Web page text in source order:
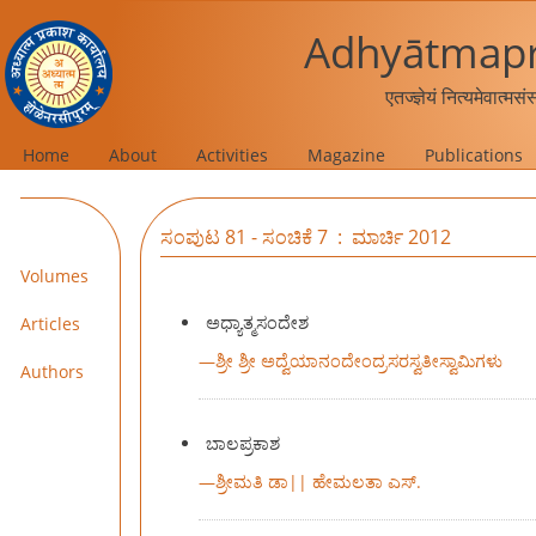
एतज्ज्ञेयं
Home About Activities Magazine Publications
Volumes
Articles
Authors
ಸಂಪುಟ 81 - ಸಂಚಿಕೆ 7 : ಮಾರ್ಚಿ 2012
ಅಧ್ಯಾತ್ಮಸಂದೇಶ
—ಶ್ರೀ ಶ್ರೀ ಅದ್ವೆಯಾನಂದೇಂದ್ರಸರಸ್ವತೀಸ್ವಾಮಿಗಳು
ಬಾಲಪ್ರಕಾಶ
—ಶ್ರೀಮತಿ ಡಾ|| ಹೇಮಲತಾ ಎಸ್.